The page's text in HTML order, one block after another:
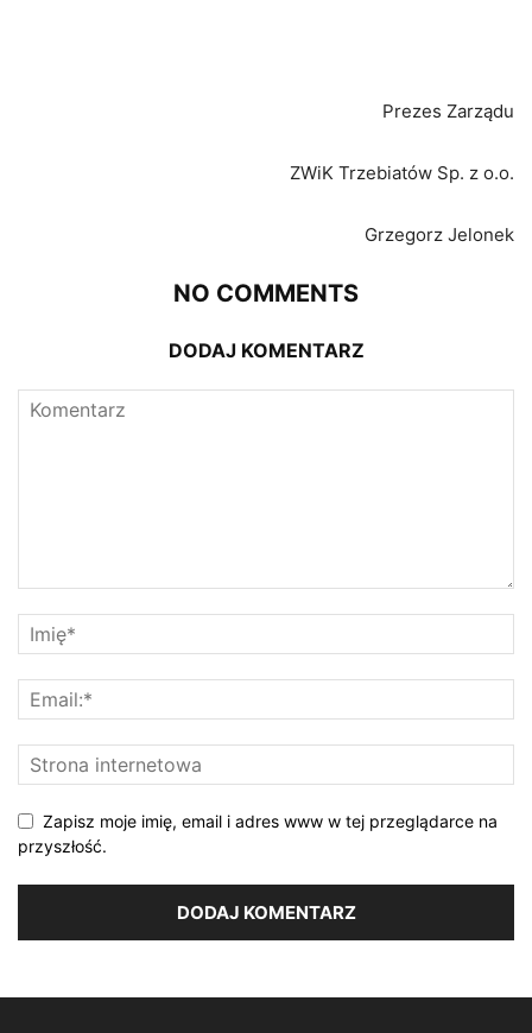
Prezes Zarządu
ZWiK Trzebiatów Sp. z o.o.
Grzegorz Jelonek
NO COMMENTS
DODAJ KOMENTARZ
Zapisz moje imię, email i adres www w tej przeglądarce na
przyszłość.